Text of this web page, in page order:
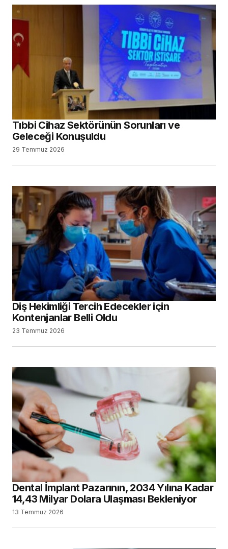
Tıbbi Cihaz Sektörünün Sorunları ve
Geleceği Konuşuldu
29 Temmuz 2026
Diş Hekimliği Tercih Edecekler için
Kontenjanlar Belli Oldu
23 Temmuz 2026
Dental İmplant Pazarının, 2034 Yılına Kadar
14,43 Milyar Dolara Ulaşması Bekleniyor
13 Temmuz 2026